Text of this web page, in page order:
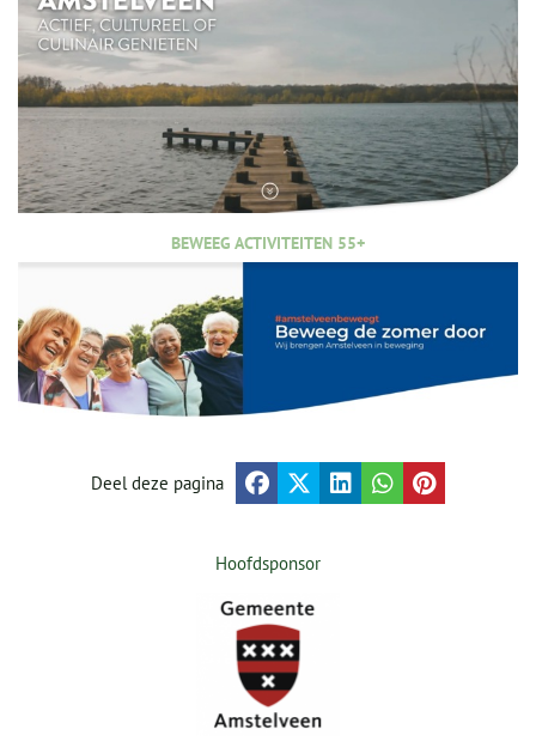
BEWEEG ACTIVITEITEN 55+
Deel deze pagina
Hoofdsponsor